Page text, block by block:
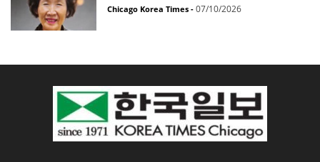
Chicago Korea Times - 07/10/2026